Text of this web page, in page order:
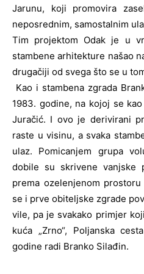
Jarunu, koji promovira
neposrednim, samostalnim
Tim projektom Odak je u
stambene arhitekture našao
drugačiji od svega što se u
Kao i stambena zgrada
1983. godine, na kojoj se
Juračić. I ovo je derivirani
raste u visinu, a svaka
ulaz. Pomicanjem grupa
dobile su skrivene vanjske
prema ozelenjenom
se i prve obiteljske zgrade
vile, pa je svakako primjer
kuća „Zrno“, Poljanska
godine radi Branko Silađin.